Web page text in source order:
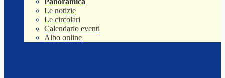
Panoramica
Le notizie
Le circolari
Calendario eventi
Albo online